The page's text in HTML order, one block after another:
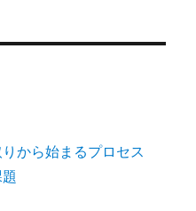
から始まるプロセス